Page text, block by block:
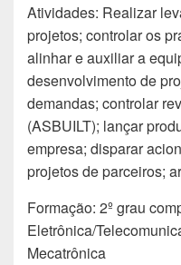
Atividades: Realizar
projetos; controlar os
alinhar e auxiliar a
desenvolvimento de
demandas; controlar
(ASBUILT); lançar
empresa; disparar
projetos de parceiros;
Formação: 2º grau
Eletrônica/
Mecatrônica